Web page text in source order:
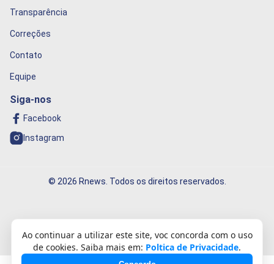
Transparência
Correções
Contato
Equipe
Siga-nos
Facebook
Instagram
© 2026 Rnews. Todos os direitos reservados.
Ao continuar a utilizar este site, voc concorda com o uso
de cookies. Saiba mais em: Poltica de Privacidade.